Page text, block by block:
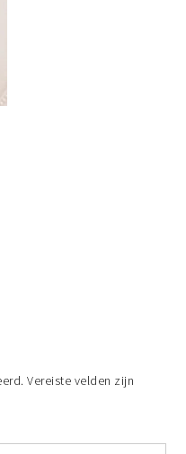
Vereiste velden zijn